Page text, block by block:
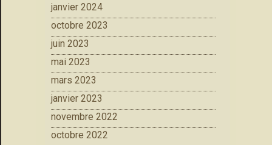
janvier 2024
octobre 2023
juin 2023
mai 2023
mars 2023
janvier 2023
novembre 2022
octobre 2022